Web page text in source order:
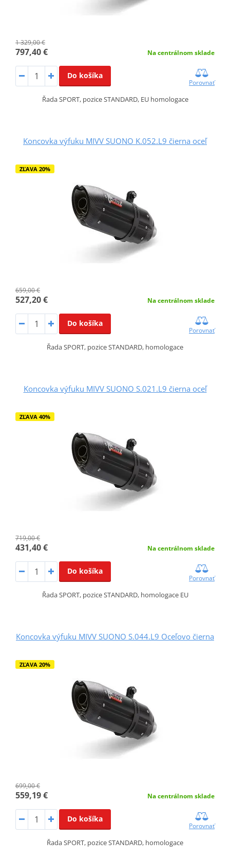
1 329,00 €
797,40 € Na centrálnom sklade
Do košíka
Porovnať
Řada SPORT, pozice STANDARD, EU homologace
Koncovka výfuku MIVV SUONO K.052.L9 čierna oceľ
ZĽAVA 20%
659,00 €
527,20 € Na centrálnom sklade
Do košíka
Porovnať
Řada SPORT, pozice STANDARD, homologace
Koncovka výfuku MIVV SUONO S.021.L9 čierna oceľ
ZĽAVA 40%
719,00 €
431,40 € Na centrálnom sklade
Do košíka
Porovnať
Řada SPORT, pozice STANDARD, homologace EU
Koncovka výfuku MIVV SUONO S.044.L9 Oceľovo čierna
ZĽAVA 20%
699,00 €
559,19 € Na centrálnom sklade
Do košíka
Porovnať
Řada SPORT, pozice STANDARD, homologace